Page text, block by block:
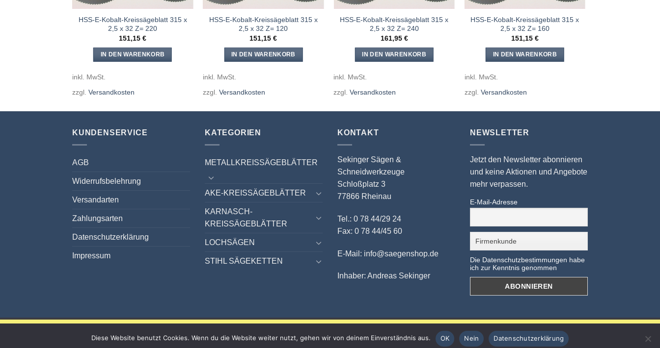
Nur bis zum 31.08.2026 mit dem Gutscheincode SOMMER26
HSS-E-Kobalt-Kreissägeblatt 315 x
2,5 x 32 Z= 220
151,15€
IN DEN WARENKORB
inkl. MwSt.
zzgl. Versandkosten
HSS-E-Kobalt-Kreissägeblatt 315 x
2,5 x 32 Z= 120
151,15€
IN DEN WARENKORB
inkl. MwSt.
zzgl.Versandkosten
HSS-E-Kobalt-Kreissägeblatt 315 x
2,5 x 32 Z= 240
161,95 €
IN DEN WARENKORB
inkl. MwSt.
zzgl.Versandkosten
HSS-E-Kobalt-Kreissägeblatt 315 x
2,5 x 32 Z= 160
151,15 €
IN DEN WARENKORB
inkl. MwSt.
zzgl. Versandkosten
KUNDENSERVICE
AGB
Widerrufsbelehrung
Versandarten
Zahlungsarten
Datenschutzerklärung
Impressum
KATEGORIEN
METALLKREISSÄGEBLÄTTER
AKE-KREISSÄGEBLÄTTER
KARNASCH-
KREISSÄGEBLÄTTER
LOCHSÄGEN
STIHL SÄGEKETTEN
KONTAKT
Sekinger Sägen &
Schneidwerkzeuge
Schloßplatz 3
77866 Rheinau
Tel.: 0 78 44/29 24
Fax: 0 78 44/45 60
E-Mail: info@saegenshop.de
Inhaber: Andreas Sekinger
NEWSLETTER
Jetzt den Newsletter abonnieren
und keine Aktionen und Angebote
mehr verpassen.
E-Mail-Adresse
Die Datenschutzbestimmungen habe
ich zur Kenntnis genommen
Diese Website benutzt Cookies. Wenn du die Website weiter nutzt, gehen wir von deinem Einverständnis aus. OK Nein Datenschutzerklärung